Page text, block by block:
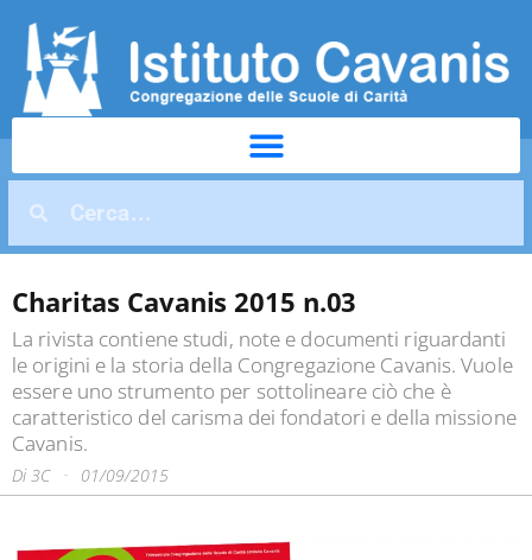
Charitas Cavanis 2015 n.03
La rivista contiene studi, note e documenti riguardanti
le origini e la storia della Congregazione Cavanis. Vuole
essere uno strumento per sottolineare ciò che è
caratteristico del carisma dei fondatori e della missione
Cavanis.
Di 3C 01/09/2015